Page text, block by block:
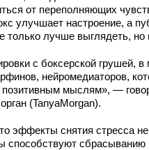
от переполняющих
улучшает настроение, а
только лучше выглядеть,
с боксерской грушей, в
нейромедиаторов,
мыслям», —
(TanyaMorgan).
эффекты снятия стресса
способствуют